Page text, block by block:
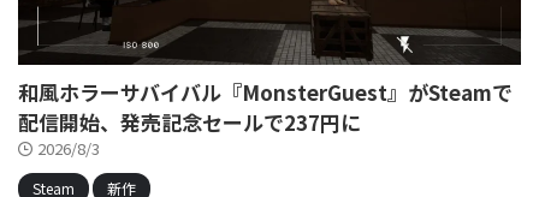
和風ホラーサバイバル『MonsterGuest』がSteamで
配信開始、発売記念セールで237円に
2026/8/3
Steam 新作